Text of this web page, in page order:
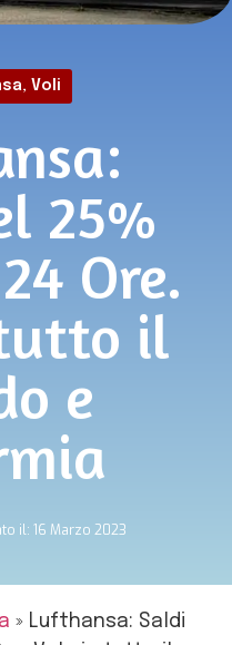
, Voli
25%
Ore.
il
e
il: 16 Marzo 2023
» Lufthansa: Saldi